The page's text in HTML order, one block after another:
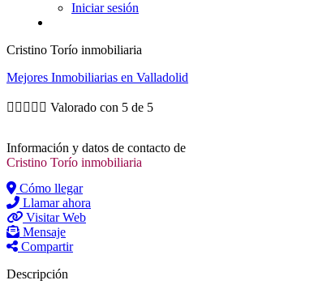
Iniciar sesión
Cristino Torío inmobiliaria
Mejores Inmobiliarias en Valladolid
     Valorado con 5 de 5
Información y datos de contacto de
Cristino Torío inmobiliaria
Cómo llegar
Llamar ahora
Visitar Web
Mensaje
Compartir
Descripción